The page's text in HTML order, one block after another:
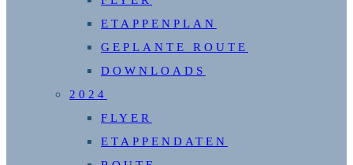
ETAPPENPLAN
GEPLANTE ROUTE
DOWNLOADS
2024
FLYER
ETAPPENDATEN